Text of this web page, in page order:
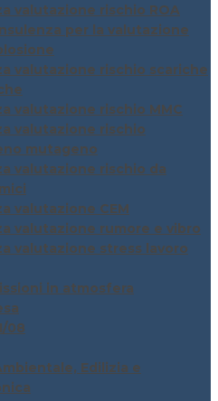
valutazione rischio ROA
per la valutazione
valutazione rischio scariche
valutazione rischio MMC
valutazione rischio
mutageno
valutazione rischio da
valutazione CEM
valutazione rumore e vibro
valutazione stress lavoro
in atmosfera
08
Edilizia e